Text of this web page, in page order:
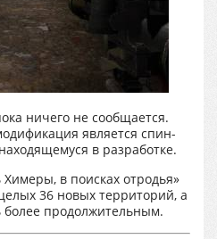
ничего не сообщается.
является спин-
в разработке.
в поисках отродья»
36 новых территорий, а
продолжительным.